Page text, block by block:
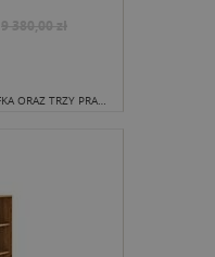
9 380,00 zł
OTWIERANA DRZWICZKAMI SZAFKA ORAZ TRZY PRAKTYCZNE SZUFLADY Z PEWNOŚCIĄ RÓWNIE SZYBKO ZAPEŁNIĄ SIĘ.